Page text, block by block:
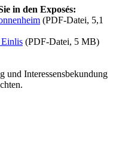
in den Exposés:
(PDF-Datei, 5,1
Einlis (PDF-Datei, 5 MB)
und Interessensbekundung